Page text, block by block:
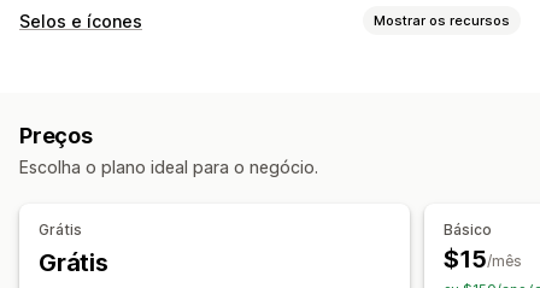
Personalização
Selos e ícones Mostrar os recursos
Personalização
Dicas de ferramentas
Agendamento
Preços
Escolha o plano ideal para o negócio.
Grátis
Grátis
Básico
$15/mês